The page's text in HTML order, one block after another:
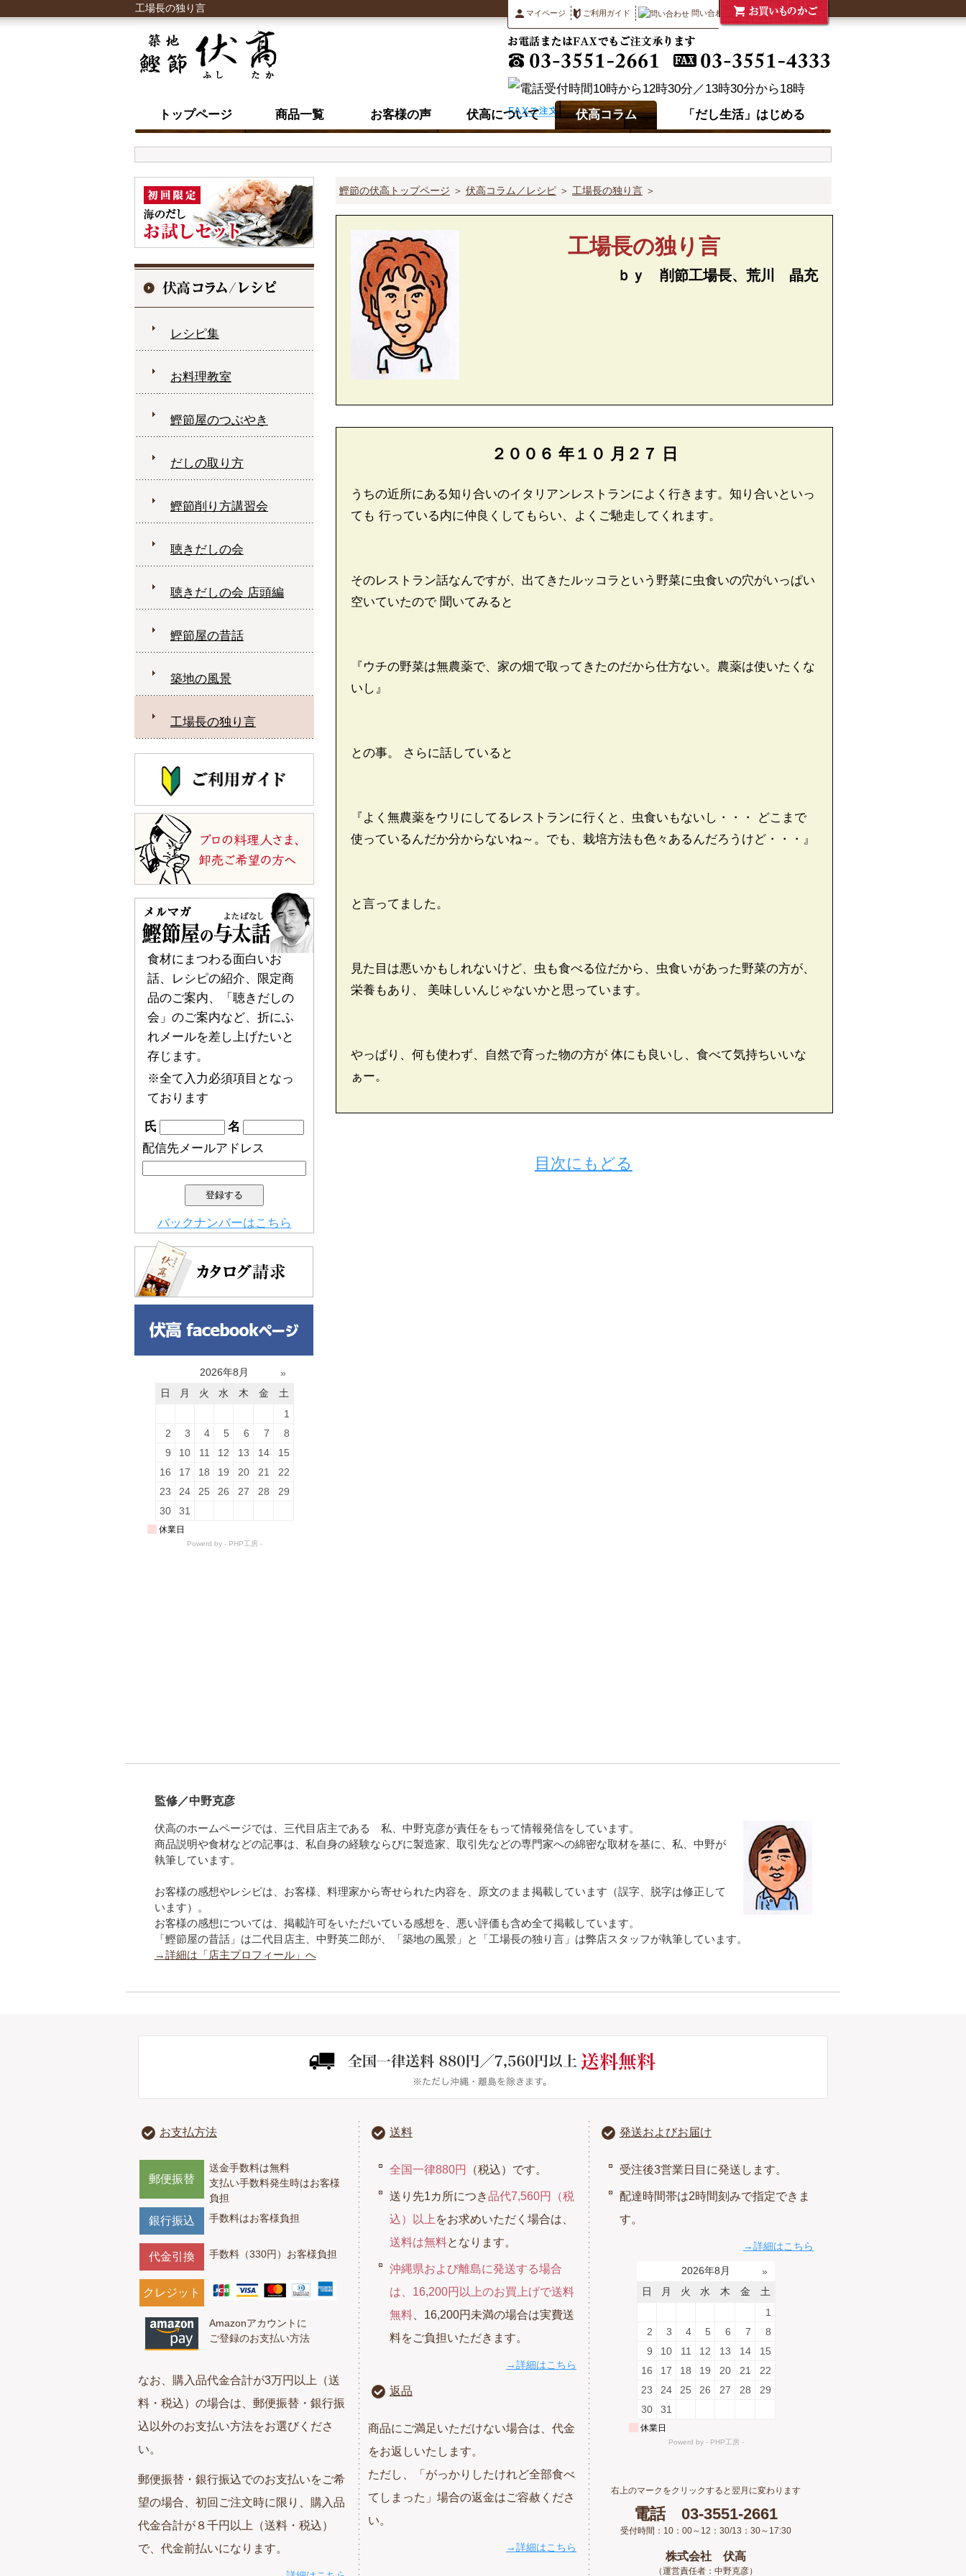
工場長の独り言 マイページ ご利用ガイド 問い合わせ
トップページ 商品一覧 お客様の声 伏高について 伏高コラム 「だし生活」はじめる
鰹節の伏高トップページ ＞ 伏高コラム／レシピ ＞ 工場長の独り言 ＞
工場長の独り言
ｂｙ 削節工場長、荒川 晶充
２００６ 年 １０ 月 ２７ 日
うちの近所にある知り合いのイタリアンレストランによく行きます。知り合いといっ
ても 行っている内に仲良くしてもらい、よくご馳走してくれます。
そのレストラン話なんですが、出てきたルッコラという野菜に虫食いの穴がいっぱい
空いていたので 聞いてみると
『ウチの野菜は無農薬で、家の畑で取ってきたのだから仕方ない。農薬は使いたくな
いし』
との事。 さらに話していると
『よく無農薬をウリにしてるレストランに行くと、虫食いもないし・・・ どこまで
使っているんだか分からないね～。でも、栽培方法も色々あるんだろうけど・・・』
と言ってました。
見た目は悪いかもしれないけど、虫も食べる位だから、虫食いがあった野菜の方が、
栄養もあり、 美味しいんじゃないかと思っています。
やっぱり、何も使わず、自然で育った物の方が 体にも良いし、食べて気持ちいいな
ぁー。
目次にもどる
レシピ集
お料理教室
鰹節屋のつぶやき
だしの取り方
鰹節削り方講習会
聴きだしの会
聴きだしの会 店頭編
鰹節屋の昔話
築地の風景
工場長の独り言
食材にまつわる面白いお
話、レシピの紹介、限定商
品のご案内、「聴きだしの
会」のご案内など、折にふ
れメールを差し上げたいと
存じます。
※全て入力必須項目となっ
ております
氏
名
配信先メールアドレス
バックナンバーはこちら
監修／中野克彦
伏高のホームページでは、三代目店主である 私、中野克彦が責任をもって情報発信をしています。
商品説明や食材などの記事は、私自身の経験ならびに製造家、取引先などの専門家への綿密な取材を基に、私、中野が
執筆しています。
お客様の感想やレシピは、お客様、料理家から寄せられた内容を、原文のまま掲載しています（誤字、脱字は修正して
います）。
お客様の感想については、掲載許可をいただいている感想を、悪い評価も含め全て掲載しています。
「鰹節屋の昔話」は二代目店主、中野英二郎が、「築地の風景」と「工場長の独り言」は弊店スタッフが執筆しています。
→詳細は「店主プロフィール」へ
お支払方法
郵便振替
送金手数料は無料
支払い手数料発生時はお客様
負担
銀行振込 手数料はお客様負担
代金引換 手数料（330円）お客様負担
クレジット
Amazonアカウントに
ご登録のお支払い方法
なお、購入品代金合計が3万円以上（送
料・税込）の場合は、郵便振替・銀行振
込以外のお支払い方法をお選びくださ
い。
郵便振替・銀行振込でのお支払いをご希
望の場合、初回ご注文時に限り、購入品
代金合計が８千円以上（送料・税込）
で、代金前払いになります。
送料
全国一律880円 （税込）です。
送り先1カ所につき品代7,560円（税
込）以上 をお求めいただく場合は、
送料は無料となります。
沖縄県および離島に発送する場合
は、16,200円以上のお買上げで送料
無料 、16,200円未満の場合は実費送
料をご負担いただきます。
→詳細はこちら
返品
商品にご満足いただけない場合は、代金
をお返しいたします。
ただし、「がっかりしたけれど全部食べ
てしまった」場合の返金はご容赦くださ
い。
→詳細はこちら
発送およびお届け
受注後3営業日目に発送します。
配達時間帯は2時間刻みで指定できま
す。
→詳細はこちら
右上のマークをクリックすると翌月に変わります
電話 03-3551-2661
受付時間：10：00～12：30/13：30～17:30
株式会社 伏高
（運営責任者：中野克彦）